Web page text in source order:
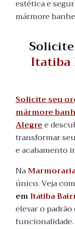
estética e
mármore
Itatiba
Solicite seu
mármore
Alegree
transformar
e acabamento
Na
único. Veja
emItatiba
elevar o
funcionalidade.